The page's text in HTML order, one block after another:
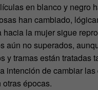
en blanco y negro
han cambiado,
hacia la mujer sigue
aún no superados,
y tramas están tratadas
intención de cambiar
épocas.